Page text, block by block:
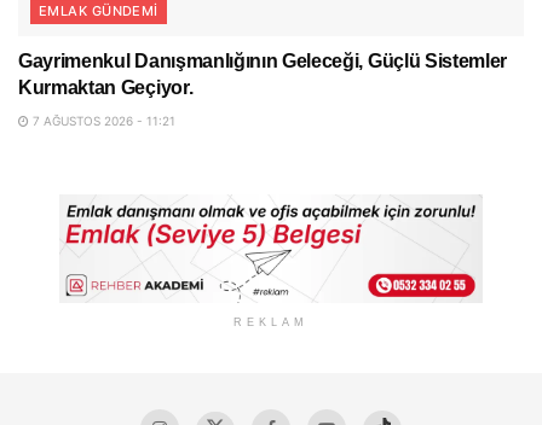
EMLAK GÜNDEMI
Gayrimenkul Danışmanlığının Geleceği, Güçlü Sistemler
Kurmaktan Geçiyor.
7 AĞUSTOS 2026 - 11:21
REKLAM